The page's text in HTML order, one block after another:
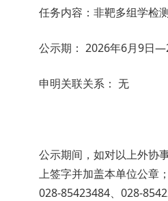
任务内容：非靶多组学检
公示期： 2026年6月9日
申明关联关系： 无
公示期间，如对以上外协
上签字并加盖本单位公章
028-85423484、028-